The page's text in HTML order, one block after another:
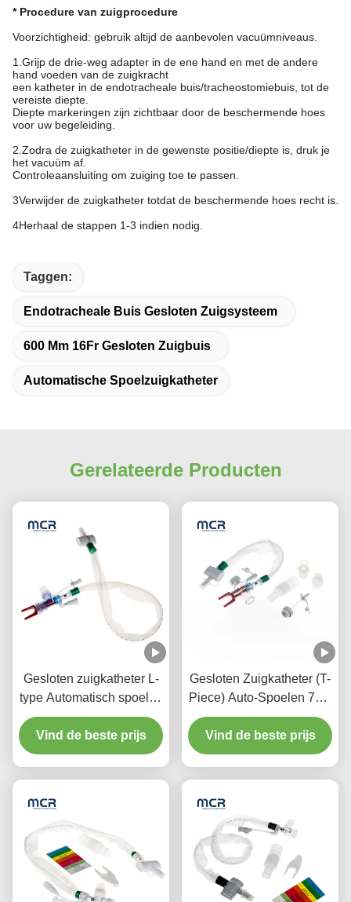
* Procedure van zuigprocedure
Voorzichtigheid: gebruik altijd de aanbevolen vacuümniveaus.
1.Grijp de drie-weg adapter in de ene hand en met de andere
hand voeden van de zuigkracht
een katheter in de endotracheale buis/tracheostomiebuis, tot de
vereiste diepte.
Diepte markeringen zijn zichtbaar door de beschermende hoes
voor uw begeleiding.
2.Zodra de zuigkatheter in de gewenste positie/diepte is, druk je
het vacuüm af.
Controleaansluiting om zuiging toe te passen.
3Verwijder de zuigkatheter totdat de beschermende hoes recht is.
4Herhaal de stappen 1-3 indien nodig.
Taggen:
Endotracheale Buis Gesloten Zuigsysteem
600 Mm 16Fr Gesloten Zuigbuis
Automatische Spoelzuigkatheter
Gerelateerde Producten
Gesloten zuigkatheter L-
type Automatisch spoelen
10fr 72h Dubbel draaiend
elleboog Voor ziekenhuis
Vind de beste prijs
Gesloten Zuigkatheter (T-
Piece) Auto-Spoelen 72H
Voor Volwassenen
Vind de beste prijs